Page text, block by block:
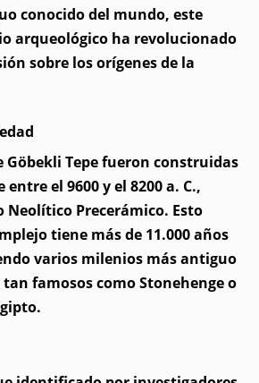
conocido del mundo, este
arqueológico ha revolucionado
sobre los orígenes de la
Göbekli Tepe fueron construidas
el 9600 y el 8200 a. C.,
Precerámico. Esto
tiene más de 11.000 años
varios milenios más antiguo
famosos como Stonehenge o